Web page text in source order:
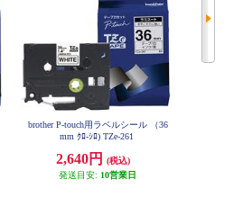
brother P-touch用ラベルシール （36
mm ｸﾛ-ｼﾛ) TZe-261
2,640円
(税込)
発送目安: 10営業日